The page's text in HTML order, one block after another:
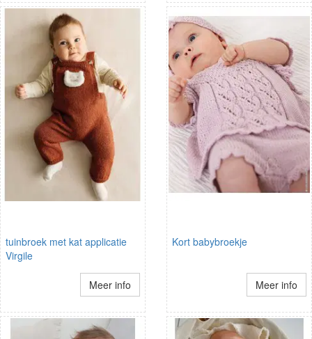
tuinbroek met kat applicatie
Virgile
Meer info
Kort babybroekje
Meer info